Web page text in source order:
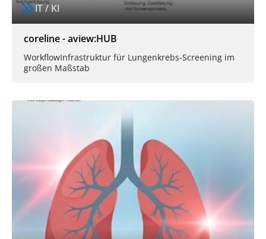
IT / KI
coreline - aview:HUB
Workflow­Infrastruktur für Lungen­krebs-Screening im
großen Maßstab